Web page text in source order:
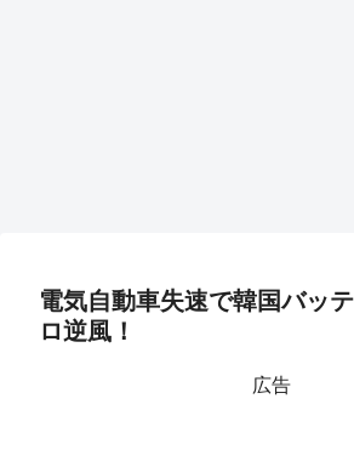
電気自動車失速で韓国バッ
ロ逆風！
広告